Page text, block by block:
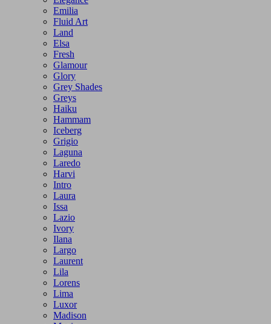
Emilia
Fluid Art
Land
Elsa
Fresh
Glamour
Glory
Grey Shades
Greys
Haiku
Hammam
Iceberg
Grigio
Laguna
Laredo
Harvi
Intro
Laura
Issa
Lazio
Ivory
Ilana
Largo
Laurent
Lila
Lorens
Lima
Luxor
Madison